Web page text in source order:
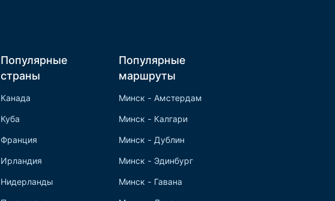
Популярные
страны
Канада
Куба
Франция
Ирландия
Нидерланды
Популярные
маршруты
Минск - Амстердам
Минск - Калгари
Минск - Дублин
Минск - Эдинбург
Минск - Гавана